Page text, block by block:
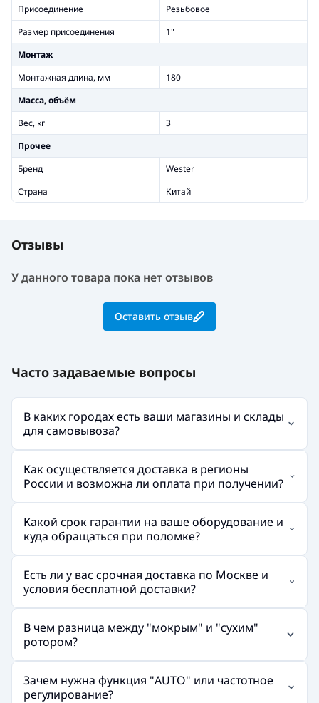
Присоединение
Резьбовое
Размер присоединения
1"
Монтаж
Монтажная длина, мм
180
Масса, объём
Вес, кг
3
Прочее
Бренд
Wester
Страна
Китай
Отзывы
У данного товара пока нет отзывов
Оставить отзыв
Часто задаваемые вопросы
В каких городах есть ваши магазины и склады
для самовывоза?
Как осуществляется доставка в регионы
России и возможна ли оплата при получении?
Какой срок гарантии на ваше оборудование и
куда обращаться при поломке?
Есть ли у вас срочная доставка по Москве и
условия бесплатной доставки?
В чем разница между "мокрым" и "сухим"
ротором?
Зачем нужна функция "AUTO" или частотное
регулирование?